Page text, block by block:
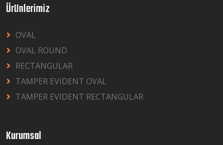
Ürünlerimiz
OVAL
OVAL ROUND
RECTANGULAR
TAMPER EVIDENT OVAL
TAMPER EVIDENT RECTANGULAR
Kurumsal